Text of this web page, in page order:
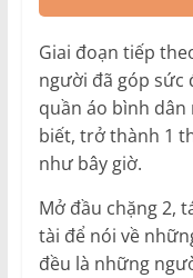
Giai đoạn tiếp
người đã góp sức
quần áo bình dân
biết, trở thành 1
như bây giờ.
Mở đầu chặng 2,
tài để nói về
đều là những